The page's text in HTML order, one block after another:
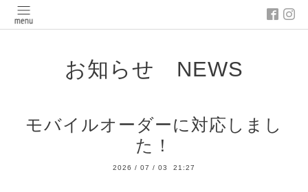
お知らせ NEWS
モバイルオーダーに対応しまし
た！
2026 / 07 / 03 21:27